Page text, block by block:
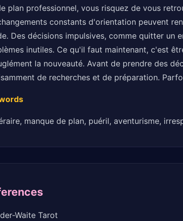
plan professionnel, vous risquez de vous
constants d'orientation peuvent
Des décisions impulsives, comme quitter un
inutiles. Ce qu'il faut maintenant, c'est
la nouveauté. Avant de prendre des
de recherches et de préparation.
manque de plan, puéril, aventurisme,
Waite Tarot